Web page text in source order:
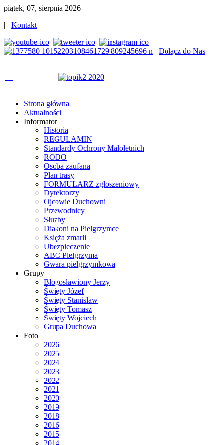
piątek, 07, sierpnia 2026
| Kontakt
Dołącz do Nas
Strona główna
Aktualności
Informator
Historia
REGULAMIN
Standardy Ochrony Małoletnich
RODO
Osoba zaufana
Plan trasy
FORMULARZ zgłoszeniowy
Dyrektorzy
Ojcowie Duchowni
Przewodnicy
Służby
Diakoni na Pielgrzymce
Księża zmarli
Ubezpieczenie
ABC Pielgrzyma
Gwara pielgrzymkowa
Grupy
Błogosławiony Jerzy
Święty Józef
Święty Stanisław
Święty Tomasz
Święty Wojciech
Grupa Duchowa
Foto
2026
2025
2024
2023
2022
2021
2020
2019
2018
2016
2015
2014